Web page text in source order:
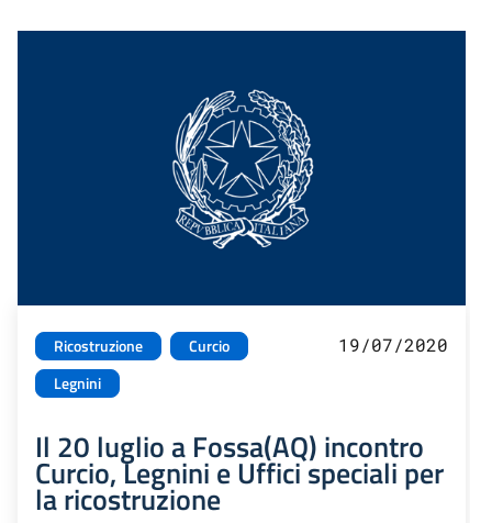
Ricostruzione
Curcio
Legnini
19/07/2020
Il 20 luglio a Fossa(AQ) incontro
Curcio, Legnini e Uffici speciali per
la ricostruzione